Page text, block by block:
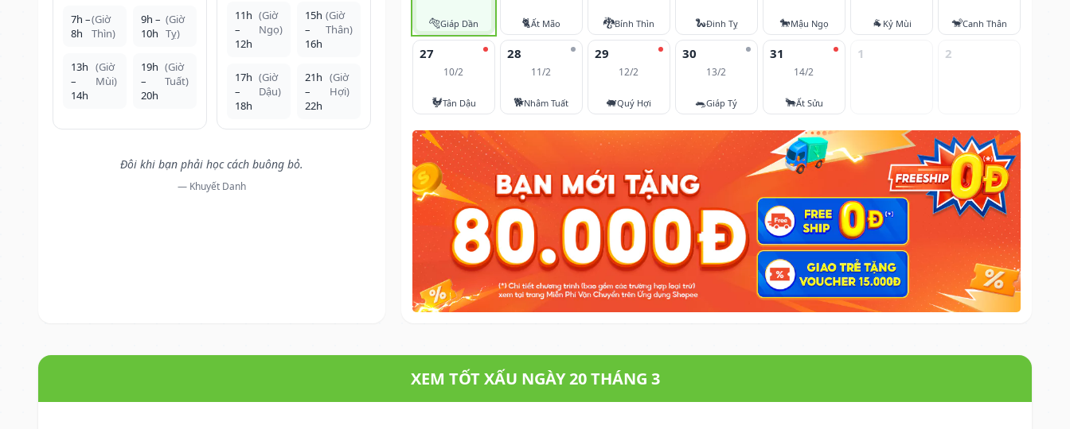
7h –
8h
(Giờ
Thìn)
9h –
10h
(Giờ
Tỵ)
13h
–
14h
(Giờ
Mùi)
19h
–
20h
(Giờ
Tuất)
11h
–
12h
(Giờ
Ngọ)
15h
–
16h
(Giờ
Thân)
17h
–
18h
(Giờ
Dậu)
21h
–
22h
(Giờ
Hợi)
Đôi khi bạn phải học cách buông bỏ.
— Khuyết Danh
🐅Giáp Dần 🐈Ất Mão 🐉Bính Thìn 🐍Đinh Tỵ 🐎Mậu Ngọ 🐐 Kỷ Mùi 🐒Canh Thân
27
10/2
🐓Tân Dậu
28
11/2
🐕Nhâm Tuất
29
12/2
🐖Quý Hợi
30
13/2
🐀Giáp Tý
31
14/2
🐂Ất Sửu
1 2
XEM TỐT XẤU NGÀY 20 THÁNG 3